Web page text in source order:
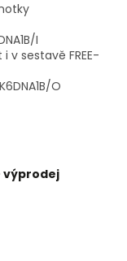
I
sestavě FREE-
O
výprodej